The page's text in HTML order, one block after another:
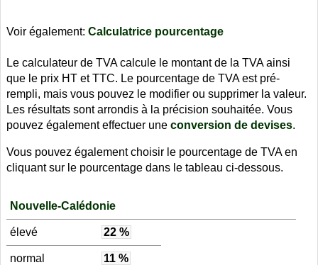
Voir également: Calculatrice pourcentage
Le calculateur de TVA calcule le montant de la TVA ainsi
que le prix HT et TTC. Le pourcentage de TVA est pré-
rempli, mais vous pouvez le modifier ou supprimer la valeur.
Les résultats sont arrondis à la précision souhaitée. Vous
pouvez également effectuer une conversion de devises.
Vous pouvez également choisir le pourcentage de TVA en
cliquant sur le pourcentage dans le tableau ci-dessous.
Nouvelle-Calédonie
élevé 22 %
normal 11 %